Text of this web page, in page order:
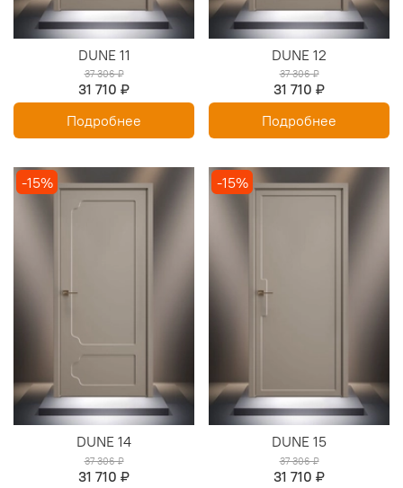
DUNE 11
37 306 ₽
31 710 ₽
Подробнее
DUNE 12
37 306 ₽
31 710 ₽
Подробнее
-15%
DUNE 14
37 306 ₽
31 710 ₽
-15%
DUNE 15
37 306 ₽
31 710 ₽